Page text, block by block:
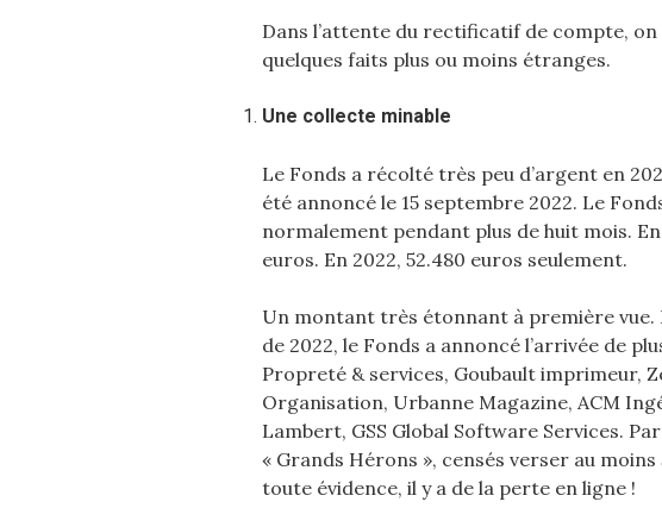
Dans l’attente du rectificatif de compte,
quelques faits plus ou moins étranges.
Une collecte minable
Le Fonds a récolté très peu d’argent en
été annoncé le 15 septembre 2022. Le
normalement pendant plus de huit mois. En
euros. En 2022, 52.480 euros seulement.
Un montant très étonnant à première vue.
de 2022, le Fonds a annoncé l’arrivée de
Propreté & services, Goubault imprimeur,
Organisation, Urbanne Magazine, ACM
Lambert, GSS Global Software Services.
« Grands Hérons », censés verser au
toute évidence, il y a de la perte en ligne !